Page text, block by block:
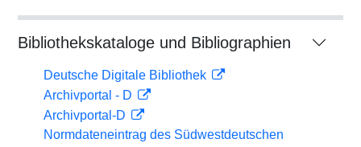
Bibliothekskataloge und Bibliographien
Deutsche Digitale Bibliothek
Archivportal - D
Archivportal-D
Normdateneintrag des Südwestdeutschen